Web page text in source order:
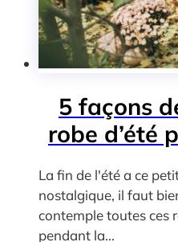
5 façons
robe d’été
La fin de l'été a ce
nostalgique, il faut
contemple toutes ces
pendant la...